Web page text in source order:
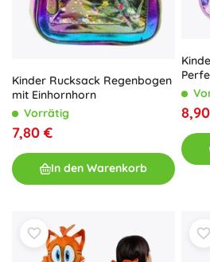
Kinder Rucksack Regenbogen
mit Einhornhorn
Vorrätig
7,80 €
In den Warenkorb